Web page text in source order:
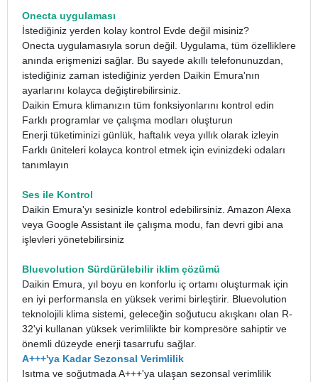
Onecta uygulaması
İstediğiniz yerden kolay kontrol Evde değil misiniz?
Onecta uygulamasıyla sorun değil. Uygulama, tüm özelliklere
anında erişmenizi sağlar. Bu sayede akıllı telefonunuzdan,
istediğiniz zaman istediğiniz yerden Daikin Emura'nın
ayarlarını kolayca değiştirebilirsiniz.
Daikin Emura klimanızın tüm fonksiyonlarını kontrol edin
Farklı programlar ve çalışma modları oluşturun
Enerji tüketiminizi günlük, haftalık veya yıllık olarak izleyin
Farklı üniteleri kolayca kontrol etmek için evinizdeki odaları
tanımlayın
Ses ile Kontrol
Daikin Emura'yı sesinizle kontrol edebilirsiniz. Amazon Alexa
veya Google Assistant ile çalışma modu, fan devri gibi ana
işlevleri yönetebilirsiniz
Bluevolution Sürdürülebilir iklim çözümü
Daikin Emura, yıl boyu en konforlu iç ortamı oluşturmak için
en iyi performansla en yüksek verimi birleştirir. Bluevolution
teknolojili klima sistemi, geleceğin soğutucu akışkanı olan R-
32'yi kullanan yüksek verimlilikte bir kompresöre sahiptir ve
önemli düzeyde enerji tasarrufu sağlar.
A+++'ya Kadar Sezonsal Verimlilik
Isıtma ve soğutmada A+++'ya ulaşan sezonsal verimlilik